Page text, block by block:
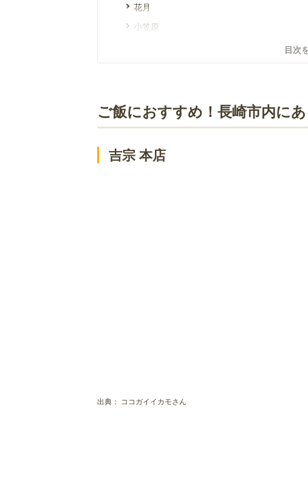
花月
小笠原
かにや 本店
ツル茶ん
アティック
銀嶺
目次
ご飯におすすめ！長崎市内に
吉宗 本店
出典： ココガイイカモさん